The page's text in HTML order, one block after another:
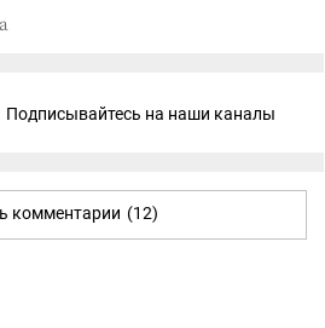
Подписывайтесь на наши каналы
комментарии (12)